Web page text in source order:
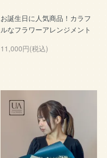
お誕生日に人気商品！カラフ
ルなフラワーアレンジメント
11,000円(税込)